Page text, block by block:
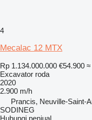
4
Mecalac 12 MTX
Rp 1.134.000.000 €54.900 ≈
Excavator roda
2020
2.900 m/h
Prancis, Neuville-Saint-
SODINEG
Hubungi penjual